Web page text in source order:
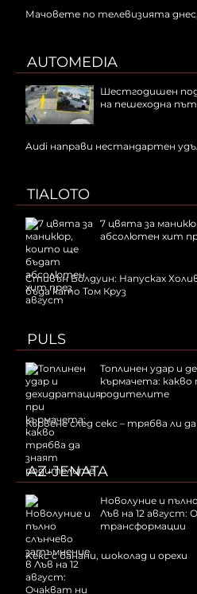
Мачовете по телевизията
AUTOMEDIA
Шестгодишен
на пешеходна
Audi направи нестандартен
TIALOTO
7 цвята за
абсолютен хит
Стивън Болдуин: Напусках
бъда като Том Круз
PULS
Топлинен удар и
кърмачета:
родителите
Кървене след секс – трябва ли
AZ-JENATA
Новолуние и
Лъв на 12 август:
трансформации
Kекс с банани, шоколад и орехи